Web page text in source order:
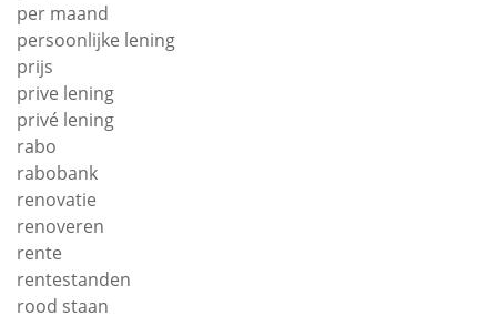
per maand
persoonlijke lening
prijs
prive lening
privé lening
rabo
rabobank
renovatie
renoveren
rente
rentestanden
rood staan